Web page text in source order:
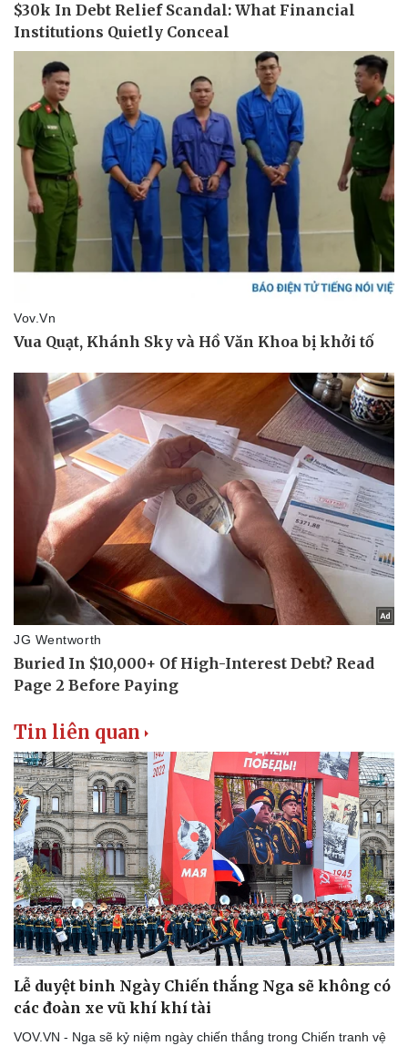
Pháp luật
Vụ án
Tin nóng
Tư vấn luật
Quân sự - Quốc phòng
Vũ khí
Việt Nam
Phân tích
Tin liên quan
Lễ duyệt binh Ngày Chiến thắng Nga sẽ không có
các đoàn xe vũ khí khí tài
VOV.VN - Nga sẽ kỷ niệm ngày chiến thắng trong Chiến tranh vệ